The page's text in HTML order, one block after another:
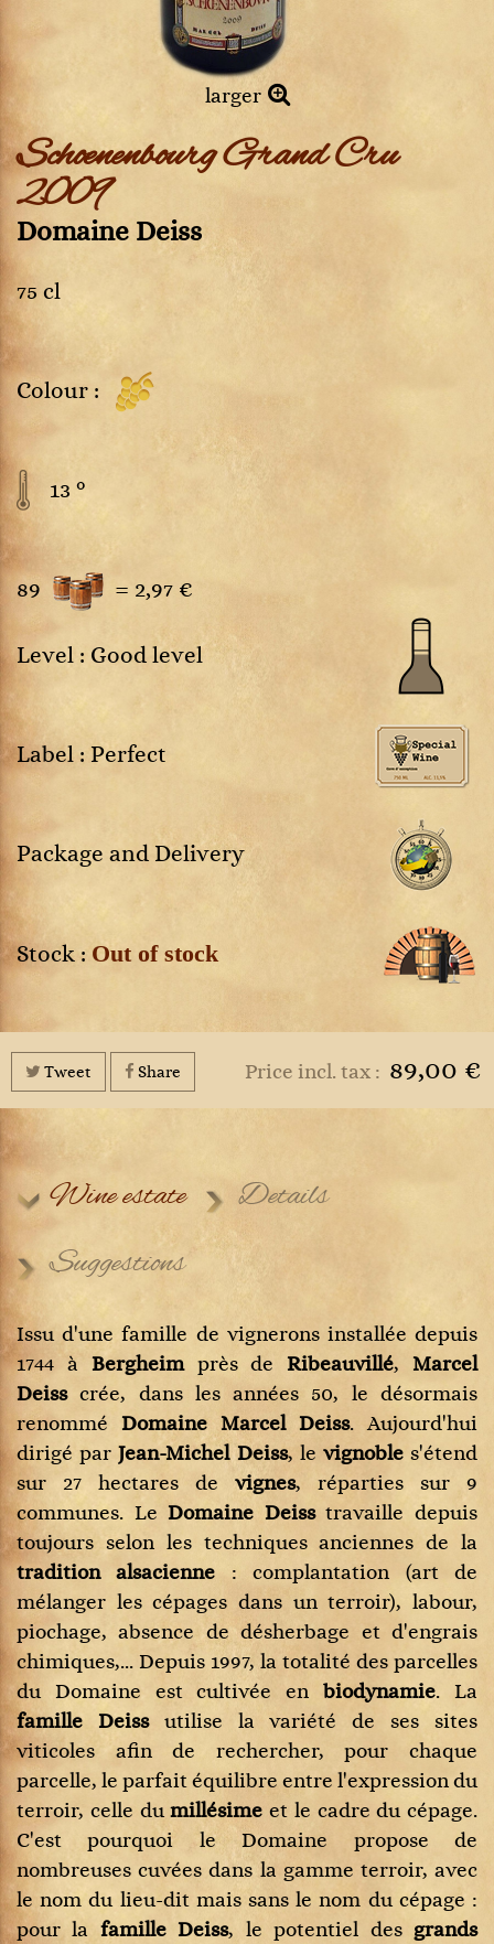
larger
Schoenenbourg Grand Cru
2009
Domaine Deiss
75 cl
Colour :
13 °
89 = 2,97 €
Level : Good level
Label : Perfect
Package and Delivery
Stock : Out of stock
Price incl. tax : 89,00 €
Tweet Share
Wine estate
Details
Suggestions
Issu d'une famille de vignerons installée depuis
1744 à Bergheimprès deRibeauvillé,Marcel
Deisscrée, dans les années 50, le désormais
renommé Domaine Marcel Deiss. Aujourd'hui
dirigé parJean-Michel Deiss, le vignobles'étend
sur 27 hectares de vignes, réparties sur 9
communes. LeDomaine Deisstravaille depuis
toujours selon les techniques anciennes de la
tradition alsacienne : complantation (art de
mélanger les cépages dans un terroir), labour,
piochage, absence de désherbage et d'engrais
chimiques,... Depuis 1997, la totalité des parcelles
du Domaine est cultivée enbiodynamie. La
famille Deissutilise la variété de ses sites
viticoles afin de rechercher, pour chaque
parcelle, le parfait équilibre entre l'expression du
terroir, celle dumillésime et le cadre du cépage.
C'est pourquoi le Domaine propose de
nombreuses cuvées dans la gamme terroir, avec
le nom du lieu-dit mais sans le nom du cépage :
pour la famille Deiss, le potentiel des grands